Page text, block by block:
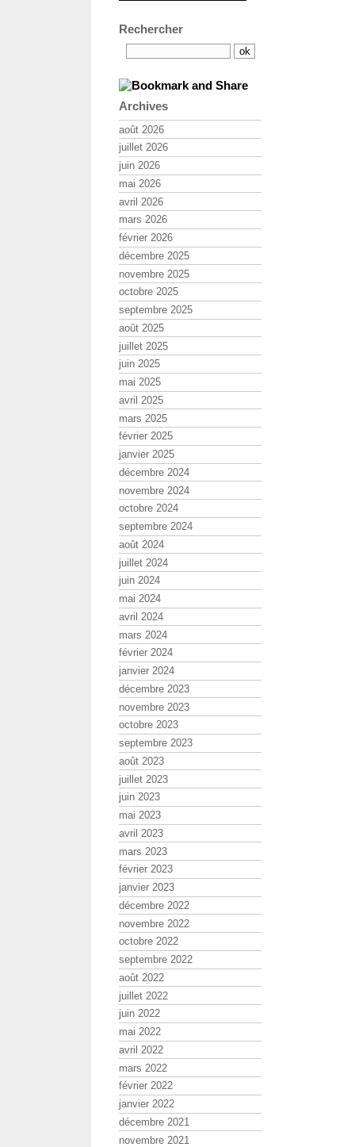
Rechercher
Archives
août 2026
juillet 2026
juin 2026
mai 2026
avril 2026
mars 2026
février 2026
décembre 2025
novembre 2025
octobre 2025
septembre 2025
août 2025
juillet 2025
juin 2025
mai 2025
avril 2025
mars 2025
février 2025
janvier 2025
décembre 2024
novembre 2024
octobre 2024
septembre 2024
août 2024
juillet 2024
juin 2024
mai 2024
avril 2024
mars 2024
février 2024
janvier 2024
décembre 2023
novembre 2023
octobre 2023
septembre 2023
août 2023
juillet 2023
juin 2023
mai 2023
avril 2023
mars 2023
février 2023
janvier 2023
décembre 2022
novembre 2022
octobre 2022
septembre 2022
août 2022
juillet 2022
juin 2022
mai 2022
avril 2022
mars 2022
février 2022
janvier 2022
décembre 2021
novembre 2021